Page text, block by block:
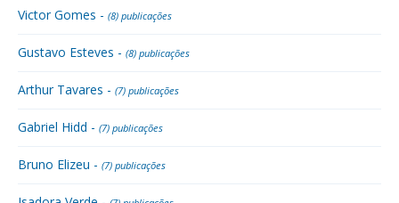
Victor Gomes - (8) publicações
Gustavo Esteves - (8) publicações
Arthur Tavares - (7) publicações
Gabriel Hidd - (7) publicações
Bruno Elizeu - (7) publicações